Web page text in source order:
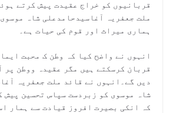
قربانیوں کو خراج عقیدت پیش کرتے
ملت جعفریہ آغاسیدحامدعلی شاہ
ہماری میراث اور قوم کی حیات ہے۔
انہوں نے واضح کیا کہ وطن ک محبت
قربان کرسکتے ہیں مگر عقیدہ ووطن پر
دیں گے۔انہوں نے قائد ملت جعفریہ
شاہ موسوی کو زبردست سپاس تحسین پیش
کہ انکی بصیرت افروز قیادت سے ہمار